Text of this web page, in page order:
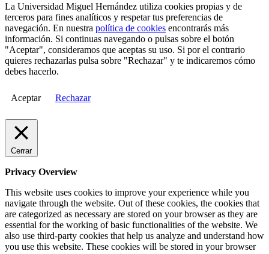
La Universidad Miguel Hernández utiliza cookies propias y de
terceros para fines analíticos y respetar tus preferencias de
navegación. En nuestra política de cookies encontrarás más
información. Si continuas navegando o pulsas sobre el botón
"Aceptar", consideramos que aceptas su uso. Si por el contrario
quieres rechazarlas pulsa sobre "Rechazar" y te indicaremos cómo
debes hacerlo.
Aceptar Rechazar
Cerrar
Privacy Overview
This website uses cookies to improve your experience while you
navigate through the website. Out of these cookies, the cookies that
are categorized as necessary are stored on your browser as they are
essential for the working of basic functionalities of the website. We
also use third-party cookies that help us analyze and understand how
you use this website. These cookies will be stored in your browser